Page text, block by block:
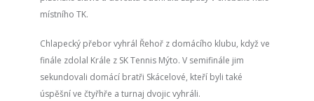
místního TK.
Chlapecký přebor vyhrál Řehoř z domácího klubu, když ve
finále zdolal Krále z SK Tennis Mýto. V semifinále jim
sekundovali domácí bratři Skácelové, kteří byli také
úspěšní ve čtyřhře a turnaj dvojic vyhráli.